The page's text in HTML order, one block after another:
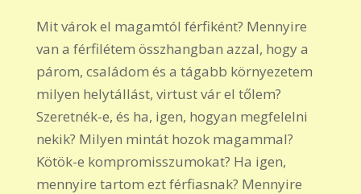
Mit várok el magamtól férfiként? Mennyire
van a férfilétem összhangban azzal, hogy a
párom, családom és a tágabb környezetem
milyen helytállást, virtust vár el tőlem?
Szeretnék-e, és ha, igen, hogyan megfelelni
nekik? Milyen mintát hozok magammal?
Kötök-e kompromisszumokat? Ha igen,
mennyire tartom ezt férfiasnak? Mennyire